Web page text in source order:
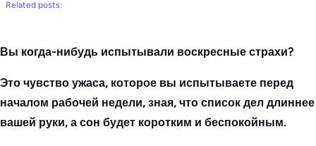
Related posts:
Вы когда-нибудь испытывали воскресные страхи?
Это чувство ужаса, которое вы испытываете перед
началом рабочей недели, зная, что список дел длиннее
вашей руки, а сон будет коротким и беспокойным.